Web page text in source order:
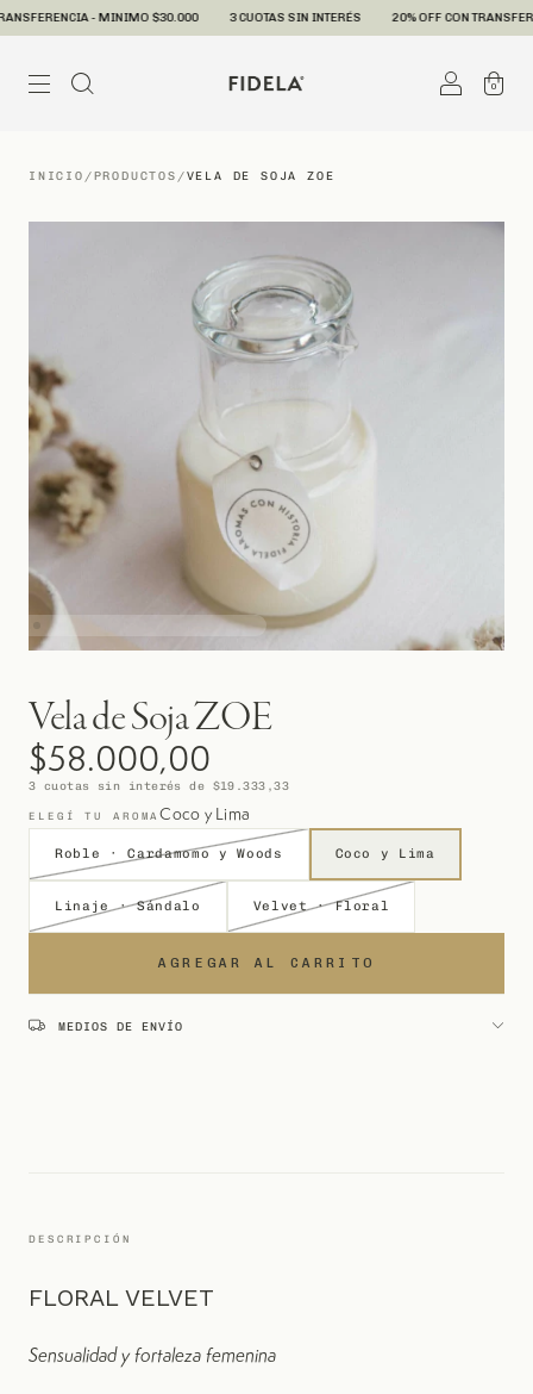
- MINIMO $30.000 3 CUOTAS SIN INTERÉS 20% OFF CON
0
INICIO /PRODUCTOS /VELA DE SOJA ZOE
Vela de Soja ZOE
$58.000,00
3 cuotas sin interés de $19.333,33
ELEGÍ TU AROMACoco y Lima
Roble · Cardamomo y Woods Coco y Lima
Linaje · Sándalo Velvet · Floral
MEDIOS DE ENVÍO
DESCRIPCIÓN
FLORAL VELVET
Sensualidad y fortaleza femenina